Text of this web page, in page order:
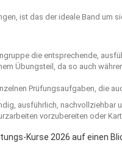
ist das der ideale Band um
die entsprechende,
Übungsteil, da so auch
Prüfungsaufgaben, die
ausführlich, nachvollziehbar
vorzubereiten oder
Kurse 2026 auf einen